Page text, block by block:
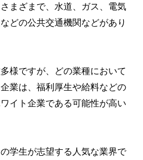
まざまで、水道、ガス、電気
どの公共交通機関などがあり
様ですが、どの業種において
業は、福利厚生や給料などの
イト企業である可能性が高い
学生が志望する人気な業界で